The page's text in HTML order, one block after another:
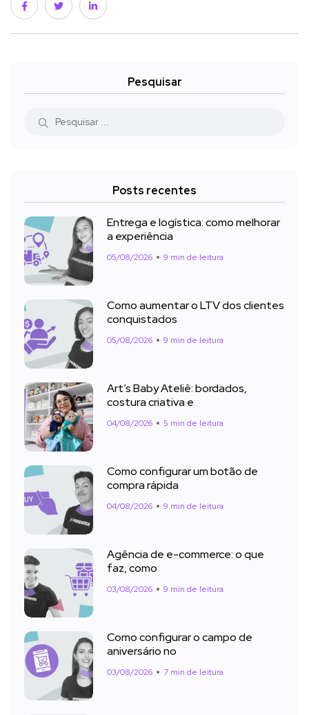
Pesquisar
Posts recentes
Entrega e logística: como melhorar
a experiência
05/08/2026 9 min de leitura
Como aumentar o LTV dos clientes
conquistados
05/08/2026 9 min de leitura
Art’s Baby Ateliê: bordados,
costura criativa e
04/08/2026 5 min de leitura
Como configurar um botão de
compra rápida
04/08/2026 9 min de leitura
Agência de e-commerce: o que
faz, como
03/08/2026 9 min de leitura
Como configurar o campo de
aniversário no
03/08/2026 7 min de leitura